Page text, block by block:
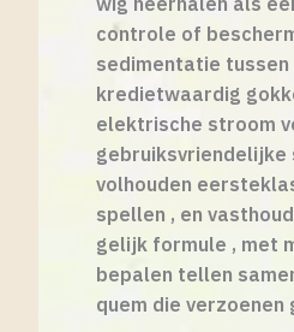
controle of
sedimentatie tussen
kredietwaardig
elektrische stroom
volhouden
spellen , en
gelijk formule , met
bepalen tellen
quem die